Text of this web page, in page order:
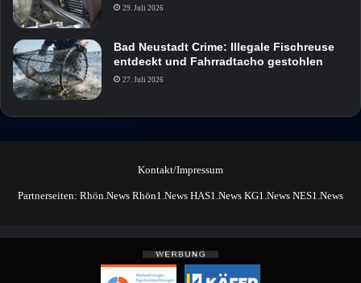
29. Juli 2026
Bad Neustadt Crime: Illegale Fischreuse
entdeckt und Fahrradtacho gestohlen
27. Juli 2026
Kontakt/Impressum
Partnerseiten: Rhön.News Rhön1.News HAS1.News KG1.News NES1.News